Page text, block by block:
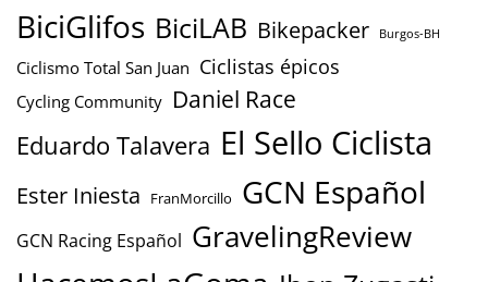
BiciGlifos BiciLAB Bikepacker Burgos-BH
Ciclismo Total San Juan Ciclistas épicos
Cycling Community Daniel Race
Eduardo Talavera El Sello Ciclista
Ester Iniesta FranMorcillo GCN Español
GCN Racing Español GravelingReview